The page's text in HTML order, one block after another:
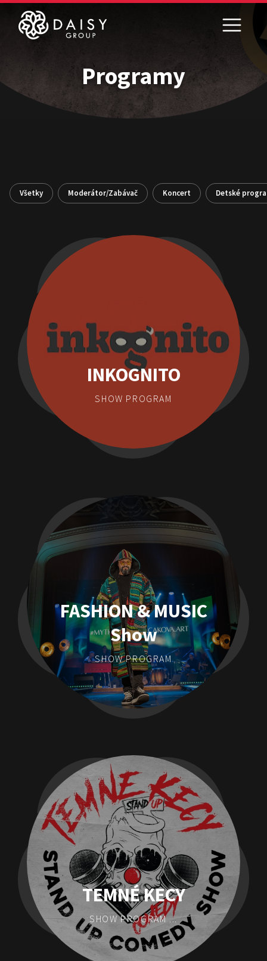
Programy
Všetky Moderátor/Zabávač Koncert Detské
INKOGNITO
SHOW PROGRAM
FASHION & MUSIC
Show
SHOW PROGRAM
TEMNÉ KECY
SHOW PROGRAM ...